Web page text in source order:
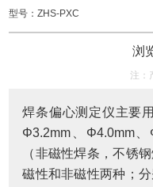
型号：ZHS-PXC
浏
注：
焊条偏心测定仪主要
Φ3.2mm、Φ4.0mm
（非磁性焊条，不锈
磁性和非磁性两种；